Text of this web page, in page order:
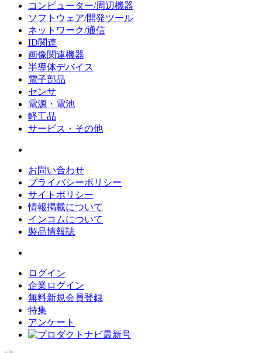
コンピューター/周辺機器
ソフトウェア/開発ツール
ネットワーク/通信
ID関連
画像関連機器
半導体デバイス
電子部品
センサ
電源・電池
軽工品
サービス・その他
お問い合わせ
プライバシーポリシー
サイトポリシー
情報掲載について
インコムについて
製品情報誌
ログイン
企業ログイン
無料新規会員登録
特集
アンケート